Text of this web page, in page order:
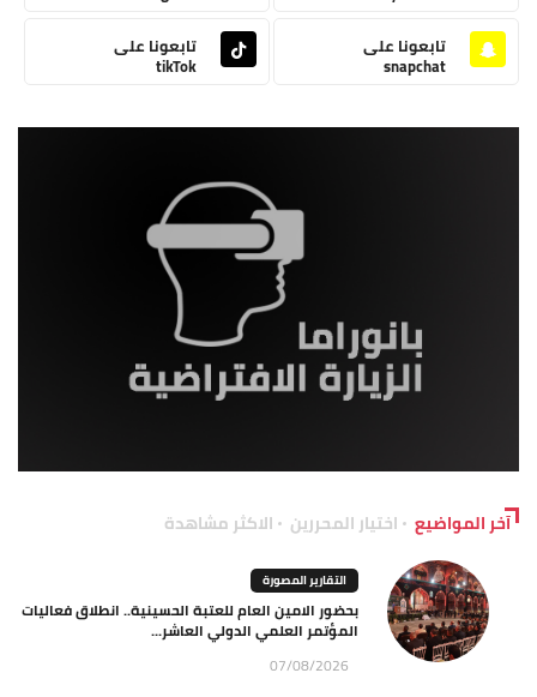
تابعونا على
snapchat
تابعونا على
tikTok
آخر المواضيع اختيار المحررين الاكثر مشاهدة
التقارير المصورة
بحضور الامين العام للعتبة الحسينية.. انطلاق فعاليات
المؤتمر العلمي الدولي العاشر...
07/08/2026